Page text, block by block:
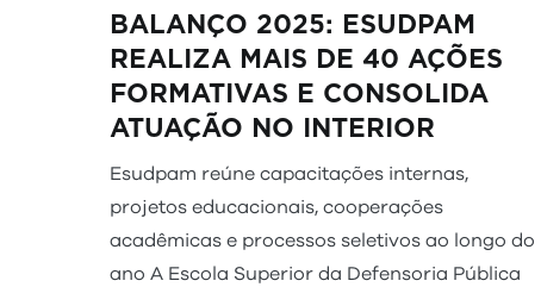
BALANÇO 2025: ESUDPAM
REALIZA MAIS DE 40 AÇÕES
FORMATIVAS E CONSOLIDA
ATUAÇÃO NO INTERIOR
Esudpam reúne capacitações internas,
projetos educacionais, cooperações
acadêmicas e processos seletivos ao longo do
ano A Escola Superior da Defensoria Pública